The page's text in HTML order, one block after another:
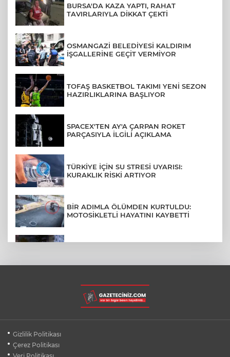
BURSA'DA KAZA YAPTI, RAHAT
TAVIRLARIYLA DİKKAT ÇEKTİ
OSMANGAZİ BELEDİYESİ KALDIRIM
İŞGALLERİNE GEÇİT VERMİYOR
TOFAŞ BASKETBOL TAKIMI YENİ SEZON
HAZIRLIKLARINA BAŞLIYOR
SPACEX'TEN AY'A ÇARPAN ROKET
PARÇASIYLA İLGİLİ AÇIKLAMA
TÜRKİYE İÇİN SU STRESİ UYARISI:
KURAKLIK RİSKİ ARTIYOR
BİR ADIMLA ÖLÜMDEN KURTULDU:
MOTOSİKLETLİ HAYATINI KAYBETTİ
BURSA ŞEHİR HASTANESİ OTOPARKI
AĞUSTOS AYINDA HİZMETE AÇILIYOR
Gizlilik Politikası
Çerez Politikası